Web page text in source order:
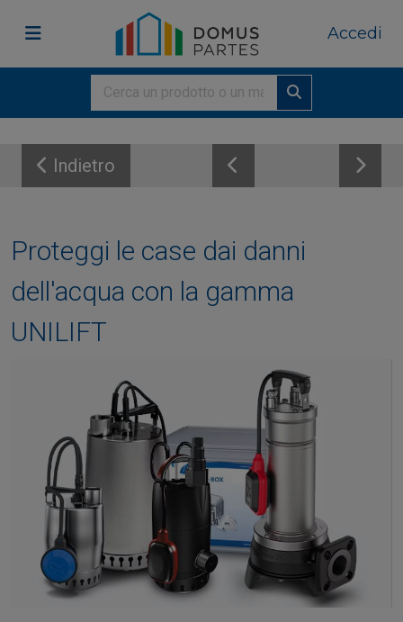
Accedi
Indietro
Proteggi le case dai danni
dell'acqua con la gamma
UNILIFT